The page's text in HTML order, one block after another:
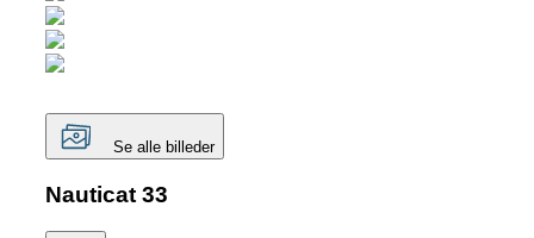
Se alle billeder
Nauticat 33